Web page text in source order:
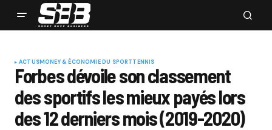
ACTUSMONEY & ÉCONOMIE DU SPORTTENNIS
Forbes dévoile son classement
des sportifs les mieux payés lors
des 12 derniers mois (2019-2020)